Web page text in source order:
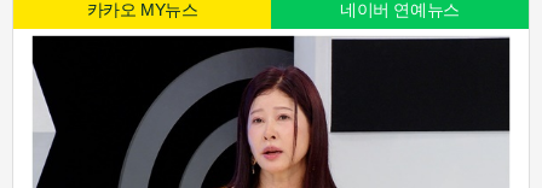
카카오 MY뉴스 네이버 연예뉴스